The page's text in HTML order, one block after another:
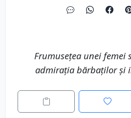
Frumuseţea unei femei
admiraţia bărbaţilor şi